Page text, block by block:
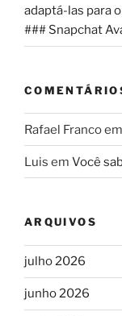
adaptá-las para
### Snapchat
Rafael Francoem
Luis em Você
ARQUIVOS
julho 2026
junho 2026